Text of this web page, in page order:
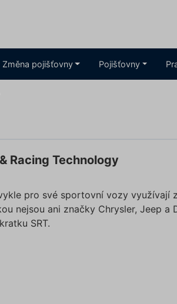
Změna pojišťovny Pojišťovny
Racing Technology
pro své sportovní vozy využívají
nejsou ani značky Chrysler, Jeep a
SRT.